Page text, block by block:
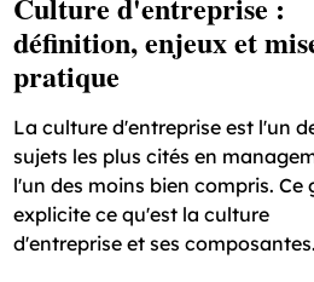
définition, enjeux et
pratique
La culture d'entreprise est l'un
sujets les plus cités en
l'un des moins bien compris. Ce
explicite ce qu'est la culture
d'entreprise et ses composantes.